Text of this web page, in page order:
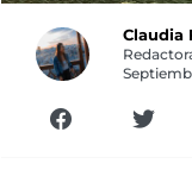
Claudia